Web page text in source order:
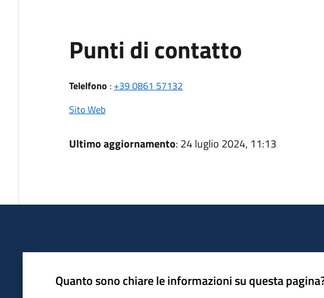
Punti di contatto
Telelfono : +39 0861 57132
Sito Web
Ultimo aggiornamento: 24 luglio 2024, 11:13
Quanto sono chiare le informazioni su questa